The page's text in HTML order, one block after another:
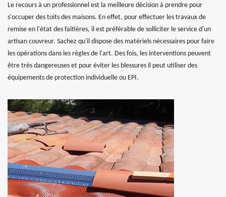
Le recours à un professionnel est la meilleure décision à prendre pour
s'occuper des toits des maisons. En effet, pour effectuer les travaux de
remise en l'état des faîtières, il est préférable de solliciter le service d'un
artisan couvreur. Sachez qu'il dispose des matériels nécessaires pour faire
les opérations dans les règles de l'art. Des fois, les interventions peuvent
être très dangereuses et pour éviter les blessures il peut utiliser des
équipements de protection individuelle ou EPI.